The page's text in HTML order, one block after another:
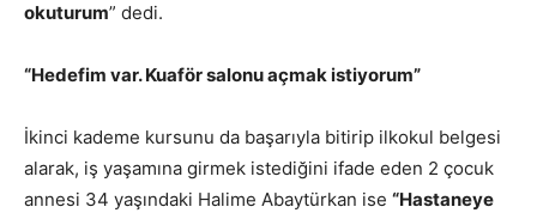
okuturum” dedi.
“Hedefim var. Kuaför salonu açmak istiyorum”
İkinci kademe kursunu da başarıyla bitirip ilkokul belgesi
alarak, iş yaşamına girmek istediğini ifade eden 2 çocuk
annesi 34 yaşındaki Halime Abaytürkan ise “Hastaneye